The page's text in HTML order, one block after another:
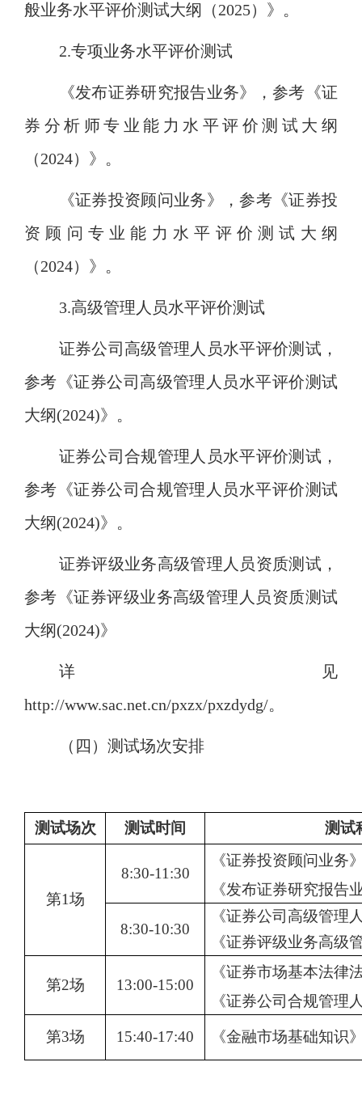
般业务水平评价测试大纲（2025）》。
2.专项业务水平评价测试
《发布证券研究报告业务》，参考《证
券分析师专业能力水平评价测试大纲
（2024）》。
《证券投资顾问业务》，参考《证券投
资顾问专业能力水平评价测试大纲
（2024）》。
3.高级管理人员水平评价测试
证券公司高级管理人员水平评价测试，
参考《证券公司高级管理人员水平评价测试
大纲(2024)》。
证券公司合规管理人员水平评价测试，
参考《证券公司合规管理人员水平评价测试
大纲(2024)》。
证券评级业务高级管理人员资质测试，
参考《证券评级业务高级管理人员资质测试
大纲(2024)》
详见
http://www.sac.net.cn/pxzx/pxzdydg/。
（四）测试场次安排
测试场次 测试时间 测试
第1场
8:30-11:30
《证券投资顾问业务
《发布证券研究报告
8:30-10:30
《证券公司高级管理
《证券评级业务高级
第2场 13:00-15:00
《证券市场基本法律
《证券公司合规管理
第3场 15:40-17:40 《金融市场基础知识